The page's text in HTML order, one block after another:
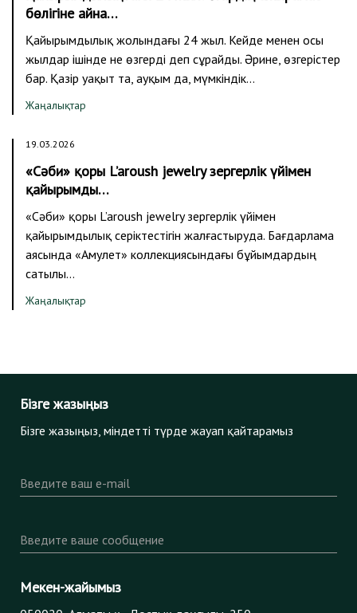
бөлігіне айна…
Қайырымдылық жолындағы 24 жыл. Кейде менен осы
жылдар ішінде не өзгерді деп сұрайды. Әрине, өзгерістер
бар. Қазір уақыт та, ауқым да, мүмкіндік…
Жаңалықтар
19.03.2026
«Сәби» қоры L’aroush jewelry зергерлік үйімен
қайырымды…
«Сәби» қоры L’aroush jewelry зергерлік үйімен
қайырымдылық серіктестігін жалғастыруда. Бағдарлама
аясында «Амулет» коллекциясындағы бұйымдардың
сатылы…
Жаңалықтар
Бізге жазыңыз
Бізге жазыңыз, міндетті түрде жауап қайтарамыз
Введите ваш e-mail
Введите ваше сообщение
Мекен-жайымыз